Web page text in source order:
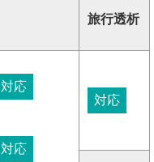
旅行透析
対応
対応
対応